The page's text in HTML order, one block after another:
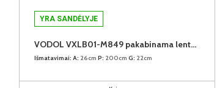
YRA SANDĖLYJE
VODOL VXLB01-M849 pakabinama lentyna
Išmatavimai: A: 26cm P: 200cm G: 22cm